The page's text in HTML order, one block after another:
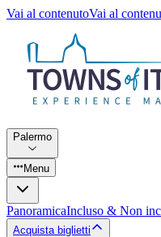
Vai al contenutoVai al
Palermo
Menu
PanoramicaIncluso & Non
Acquista biglietti